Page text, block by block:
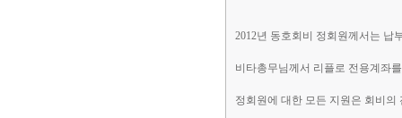
2012년 동호회비 정회원께서는 납
비타총무님께서 리플로 전용계좌
정회원에 대한 모든 지원은 회비의